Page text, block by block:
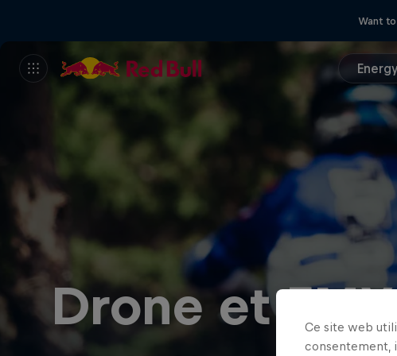
Want
Drone et
Ce site web
consentement,